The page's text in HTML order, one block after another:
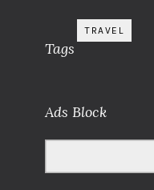
Tags
TRAVEL
Ads Block